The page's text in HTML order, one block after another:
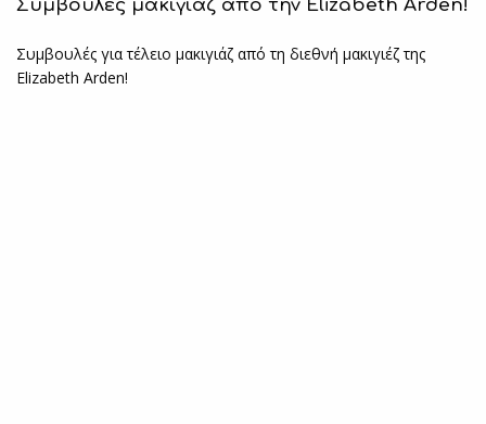
Συμβουλές μακιγιάζ από την Elizabeth Arden!
Συμβουλές για τέλειο μακιγιάζ από τη διεθνή μακιγιέζ της
Elizabeth Arden!